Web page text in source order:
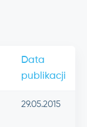
Data
publikacji
29.05.2015